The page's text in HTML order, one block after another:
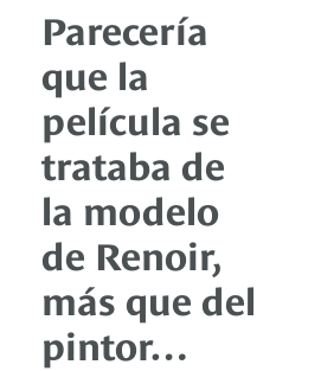
Parecería
que la
película se
trataba de
la modelo
de Renoir,
más que del
pintor…